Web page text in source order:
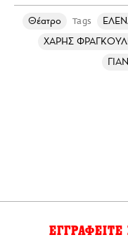
Θέατρο Tags
ΧΑΡΗΣ
ΕΓΓΡΑΦΕΙΤΕ